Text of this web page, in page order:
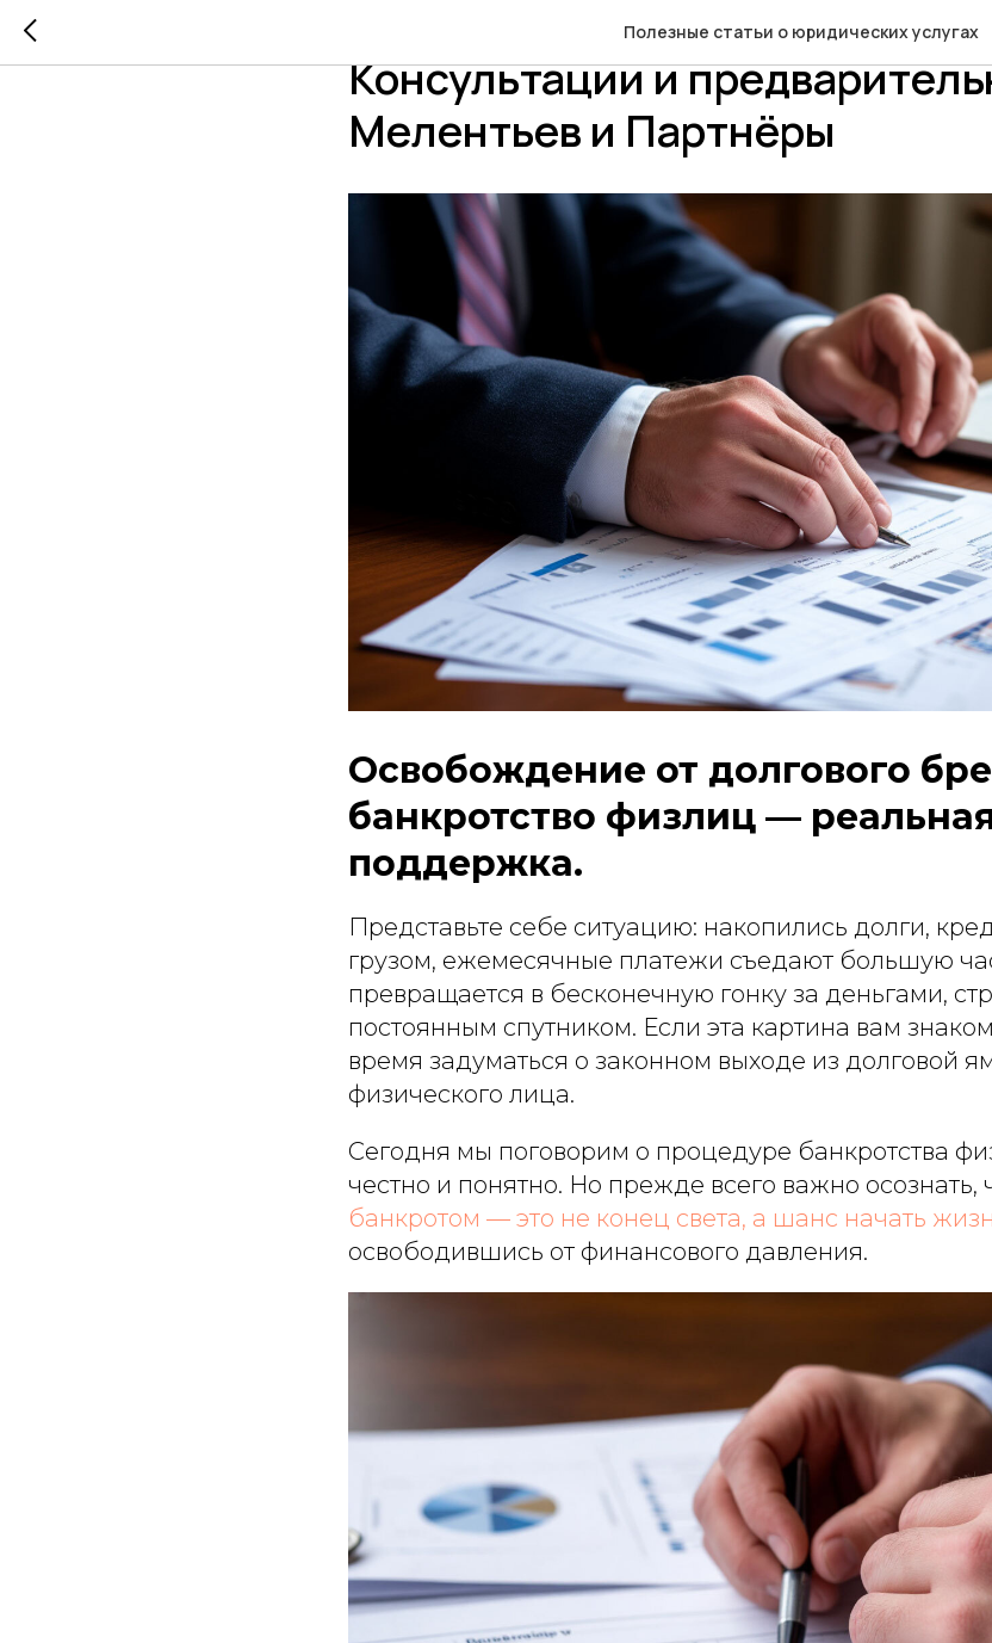
Полезные статьи о юридических услугах
Банкротство физических лиц.
Консультации и
Мелентьев и Партнёры
Освобождение от долгового
банкротство физлиц —
поддержка.
Представьте себе ситуацию: накопились долги,
грузом, ежемесячные платежи съедают большую
превращается в бесконечную гонку за деньгами,
постоянным спутником. Если эта картина вам
время задуматься о законном выходе из долговой
физического лица.
Сегодня мы поговорим о процедуре банкротства
честно и понятно. Но прежде всего важно осознать,
банкротом — это не конец света, а шанс начать
освободившись от финансового давления.